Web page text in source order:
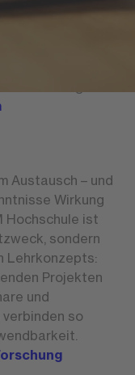
Dort finden sich
zum
Austausch – und
Wirkung
Hochschule ist
sondern
Lehrkonzepts:
Projekten
und
verbinden so